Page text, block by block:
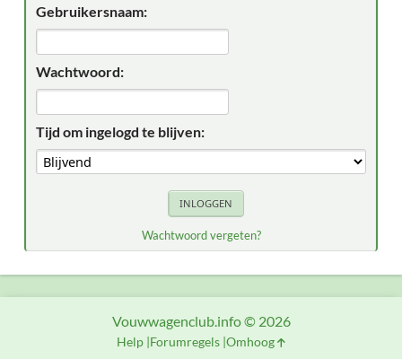
Gebruikersnaam:
Wachtwoord:
Tijd om ingelogd te blijven:
Wachtwoord vergeten?
Vouwwagenclub.info © 2026
Help Forumregels Omhoog